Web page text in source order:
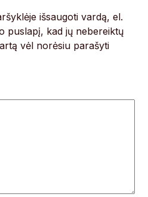
išsaugoti vardą, el.
puslapį, kad jų nebereiktų
vėl norėsiu parašyti